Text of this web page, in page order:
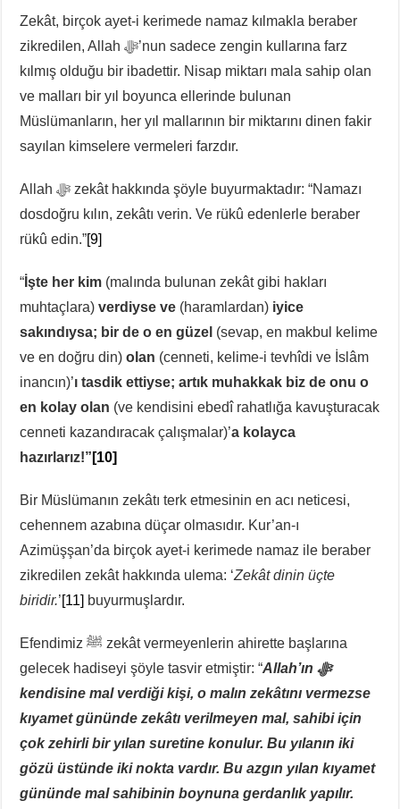
Zekât, birçok ayet-i kerimede namaz kılmakla beraber
zikredilen, Allah ﷻ’nun sadece zengin kullarına farz
kılmış olduğu bir ibadettir. Nisap miktarı mala sahip olan
ve malları bir yıl boyunca ellerinde bulunan
Müslümanların, her yıl mallarının bir miktarını dinen fakir
sayılan kimselere vermeleri farzdır.
Allah ﷻ zekât hakkında şöyle buyurmaktadır: “Namazı
dosdoğru kılın, zekâtı verin. Ve rükû edenlerle beraber
rükû edin.”[9]
“ İşte her kim (malında bulunan zekât gibi hakları
muhtaçlara) verdiyse ve (haramlardan) iyice
sakındıysa; bir de o en güzel (sevap, en makbul kelime
ve en doğru din)olan (cenneti, kelime-i tevhîdi ve İslâm
inancın)’ı tasdik ettiyse; artık muhakkak biz de onu o
en kolay olan (ve kendisini ebedî rahatlığa kavuşturacak
cenneti kazandıracak çalışmalar)’a kolayca
hazırlarız!” [10]
Bir Müslümanın zekâtı terk etmesinin en acı neticesi,
cehennem azabına düçar olmasıdır. Kur’an-ı
Azimüşşan’da birçok ayet-i kerimede namaz ile beraber
zikredilen zekât hakkında ulema: ‘Zekât dinin üçte
biridir.’[11] buyurmuşlardır.
Efendimiz ﷺ zekât vermeyenlerin ahirette başlarına
gelecek hadiseyi şöyle tasvir etmiştir: “Allah’ınﷻ
kendisine mal verdiği kişi, o malın zekâtını vermezse
kıyamet gününde zekâtı verilmeyen mal, sahibi için
çok zehirli bir yılan suretine konulur. Bu yılanın iki
gözü üstünde iki nokta vardır. Bu azgın yılan kıyamet
gününde mal sahibinin boynuna gerdanlık yapılır.